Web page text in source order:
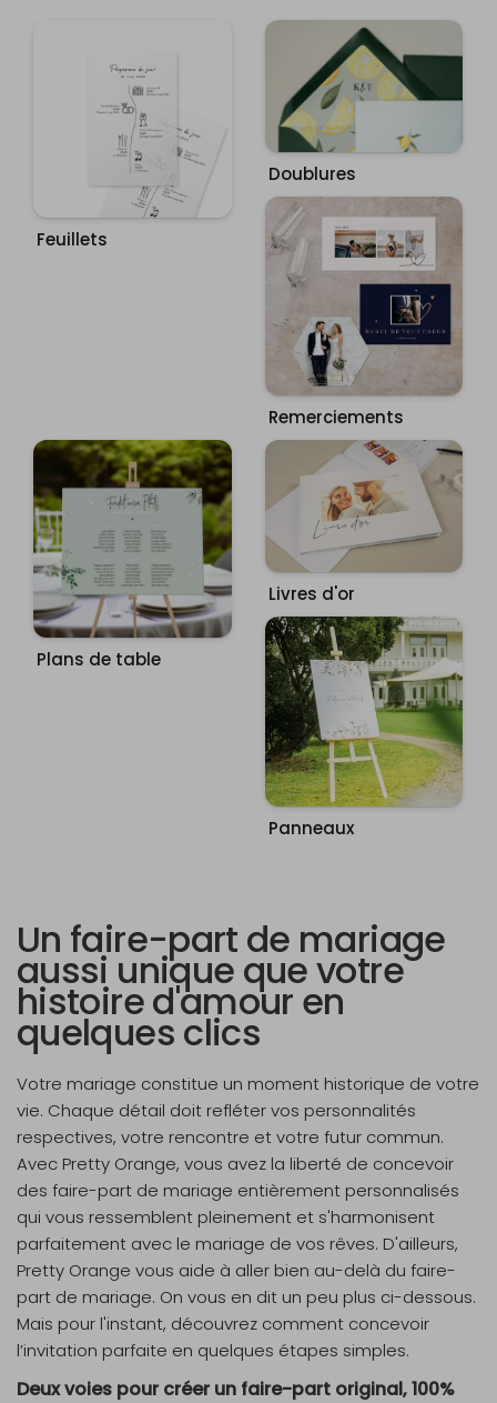
Feuillets
Doublures
Remerciements
Plans de table
Livres d'or
Panneaux
Un faire-part de mariage
aussi unique que votre
histoire d'amour en
quelques clics
Votre mariage constitue un moment historique de votre
vie. Chaque détail doit refléter vos personnalités
respectives, votre rencontre et votre futur commun.
Avec Pretty Orange, vous avez la liberté de concevoir
des faire-part de mariage entièrement personnalisés
qui vous ressemblent pleinement et s'harmonisent
parfaitement avec le mariage de vos rêves. D'ailleurs,
Pretty Orange vous aide à aller bien au-delà du faire-
part de mariage. On vous en dit un peu plus ci-dessous.
Mais pour l'instant, découvrez comment concevoir
l’invitation parfaite en quelques étapes simples.
Deux voies pour créer un faire-part original, 100%